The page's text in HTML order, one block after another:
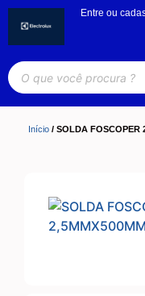
Entre ou
Início / SOLDA FOSCOPER